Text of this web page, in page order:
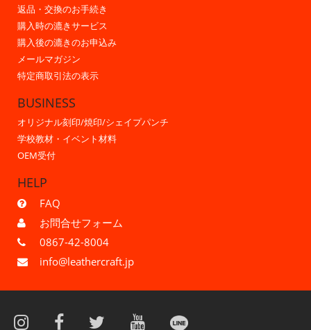
返品・交換のお手続き
購入時の漉きサービス
購入後の漉きのお申込み
メールマガジン
特定商取引法の表示
BUSINESS
オリジナル刻印/焼印/シェイプパンチ
学校教材・イベント材料
OEM受付
HELP
FAQ
お問合せフォーム
0867-42-8004
info@leathercraft.jp